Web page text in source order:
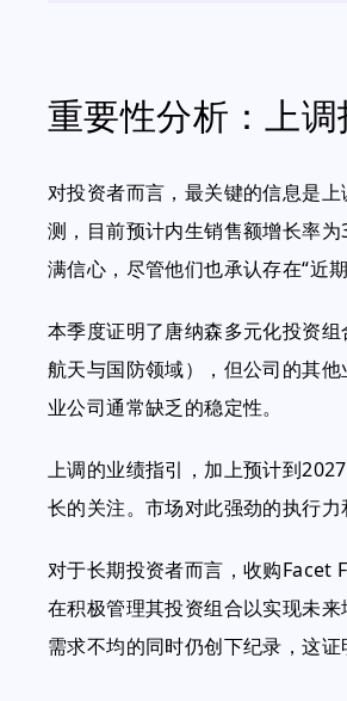
重要性分析：上
对投资者而言，最关键的信息是
测，目前预计内生销售额增长率
满信心，尽管他们也承认存在“近
本季度证明了唐纳森多元化投资
航天与国防领域），但公司的其
业公司通常缺乏的稳定性。
上调的业绩指引，加上预计到
长的关注。市场对此强劲的执行力
对于长期投资者而言，收购Facet
在积极管理其投资组合以实现未
需求不均的同时仍创下纪录，这证